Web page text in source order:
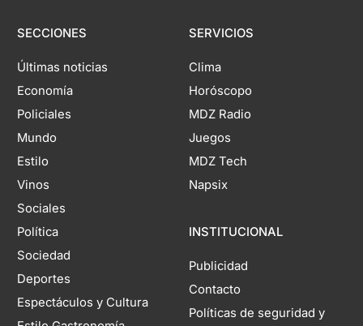
SECCIONES
Últimas noticias
Economía
Policiales
Mundo
Estilo
Vinos
Sociales
Política
Sociedad
Deportes
Espectáculos y Cultura
SERVICIOS
Clima
Horóscopo
MDZ Radio
Juegos
MDZ Tech
Napsix
INSTITUCIONAL
Publicidad
Contacto
Políticas de seguridad y